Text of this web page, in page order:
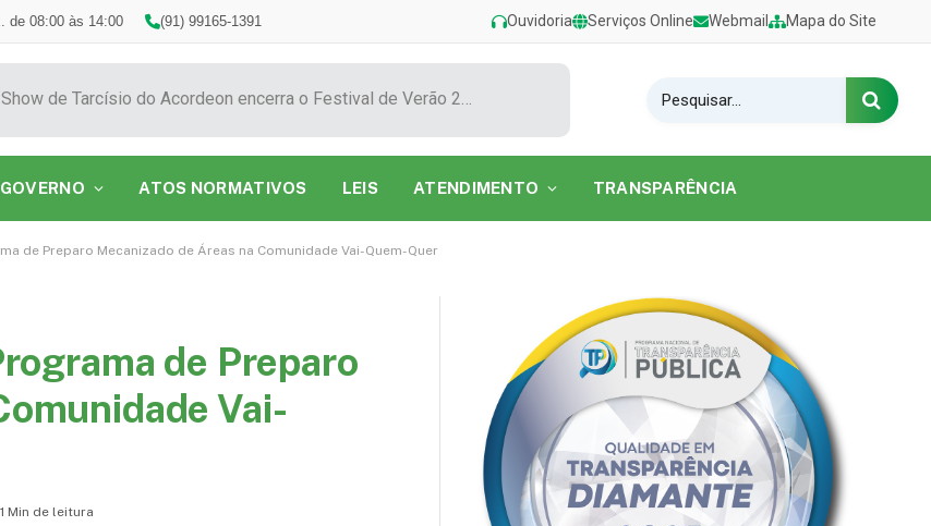
de 08:00 às 14:00 (91) 99165-1391 Ouvidoria Serviços Online Webmail Mapa do Site
Show de Tarcísio do Acordeon encerra o Festival de Verão 2026 na Praia do Caripi
ATOS NORMATIVOS LEIS ATENDIMENTO TRANSPARÊNCIA
de Preparo Mecanizado de Áreas na Comunidade Vai-Quem-Quer
de Preparo
Vai-
1 Min de leitura